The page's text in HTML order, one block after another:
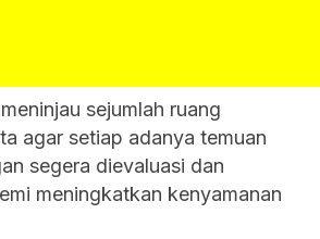
sejumlah ruang
agar setiap adanya temuan
segera dievaluasi dan
meningkatkan kenyamanan